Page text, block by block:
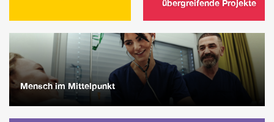
übergreifende Projekte
Mensch im Mittelpunkt